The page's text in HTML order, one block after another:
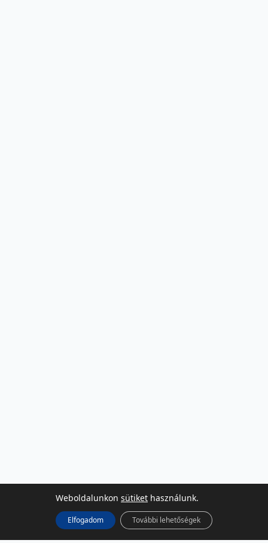
Weboldalunkon sütiket használunk.
Elfogadom További lehetőségek